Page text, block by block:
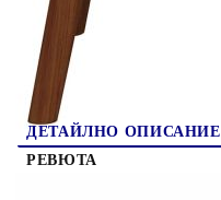
ДЕТАЙЛНО ОПИСАНИЕ
РЕВЮТА